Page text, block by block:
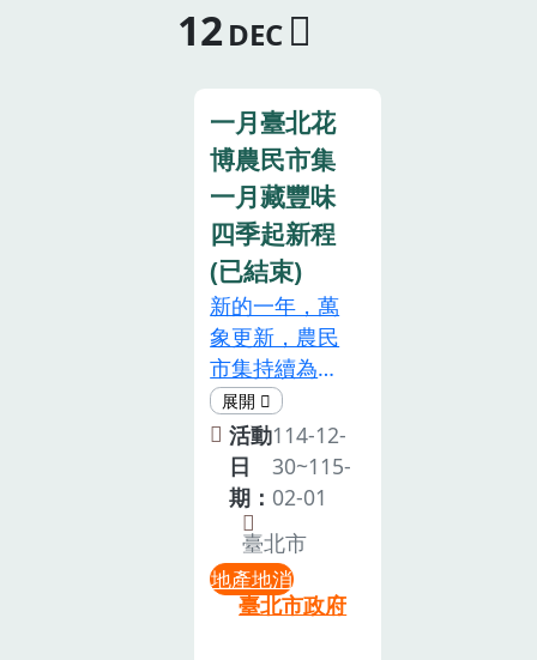
豐，探尋消失
鴨蛋到海藻，
揭秘全國第一
鹹鴨蛋產地的
奧秘。透過產
業導覽，陸上
牽罟體驗，親
手製作鹹鴨蛋
或海葡萄玉子
燒，體驗土地
故事，實踐永
續漁業與食農
教育。•塭豐
與海洋(社區地
圖、海平面以
下漁村故事) &
整裝 （40分
鐘）•海廢創
憑感覺亂買。
卻不知道多大
的魚才適合
吃、怎樣的捕
撈方式才對環
境好？•時
段：週二~週
日 05:30-
07:00 AM
（依行前通知
E-mail 為主）
•地點：澎湖
魚市場•費
用：$500元/
人•人數：4 人
成團，每場次
最多 20 人•時
長：1.5 小時
產，實現永續
共榮願景，吸
遊客前來探索
旗山。活動/
體驗時長30-
60分鐘活動/
體驗內容•活
動採預約制，
需於活動日前
15 日完成確
認與預約作
業。•成團人
數：最低成團
人數為15位。
•活動說明如
下：(1).旗糖
廠區導覽（約
60分鐘）創建
於1909 年
12 DEC
一月臺北花
博農民市集
一月藏豐味
四季起新程
(已結束)
新的一年，萬
象更新，農民
市集持續為大
家建立多元舞
台，嚴選全臺
新鮮、安心、
健康的優質食
材，本月份花
博農民市集
「一月藏豐味
四季起新程」
活動
日
期：
114-12-
30~115-
02-01
臺北市
地產地消
臺北市政府